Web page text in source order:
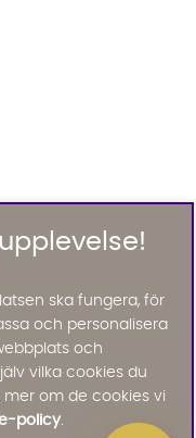
ska fungera, för
och personalisera
och
vilka cookies du
om de cookies vi
policy.